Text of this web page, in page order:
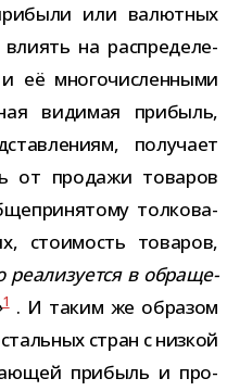
или валют­ных
на рас­пре­де­ле­
её мно­го­чис­лен­ными
види­мая при­быль,
полу­чает
от про­дажи това­ров
тол­ко­ва­
сто­и­мость това­ров,
реа­ли­зу­ется в обра­ще­
1. И таким же обра­зом
стран с низ­кой
при­быль и про­